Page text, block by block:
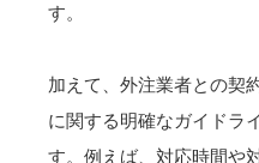
す。
加えて、外注業者との契
に関する明確なガイドラ
す。例えば、対応時間や